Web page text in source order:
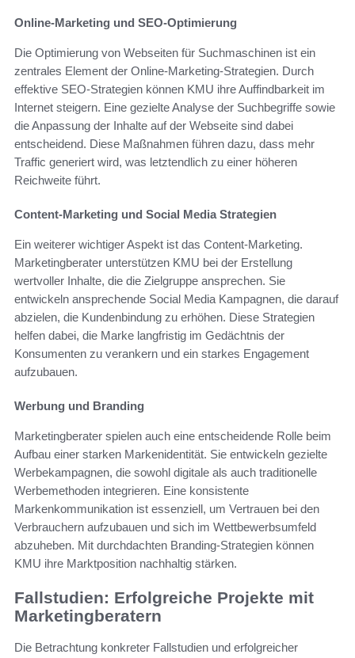
Online-Marketing und SEO-Optimierung
Die Optimierung von Webseiten für Suchmaschinen ist ein
zentrales Element der Online-Marketing-Strategien. Durch
effektive SEO-Strategien können KMU ihre Auffindbarkeit im
Internet steigern. Eine gezielte Analyse der Suchbegriffe sowie
die Anpassung der Inhalte auf der Webseite sind dabei
entscheidend. Diese Maßnahmen führen dazu, dass mehr
Traffic generiert wird, was letztendlich zu einer höheren
Reichweite führt.
Content-Marketing und Social Media Strategien
Ein weiterer wichtiger Aspekt ist das Content-Marketing.
Marketingberater unterstützen KMU bei der Erstellung
wertvoller Inhalte, die die Zielgruppe ansprechen. Sie
entwickeln ansprechende Social Media Kampagnen, die darauf
abzielen, die Kundenbindung zu erhöhen. Diese Strategien
helfen dabei, die Marke langfristig im Gedächtnis der
Konsumenten zu verankern und ein starkes Engagement
aufzubauen.
Werbung und Branding
Marketingberater spielen auch eine entscheidende Rolle beim
Aufbau einer starken Markenidentität. Sie entwickeln gezielte
Werbekampagnen, die sowohl digitale als auch traditionelle
Werbemethoden integrieren. Eine konsistente
Markenkommunikation ist essenziell, um Vertrauen bei den
Verbrauchern aufzubauen und sich im Wettbewerbsumfeld
abzuheben. Mit durchdachten Branding-Strategien können
KMU ihre Marktposition nachhaltig stärken.
Fallstudien: Erfolgreiche Projekte mit
Marketingberatern
Die Betrachtung konkreter Fallstudien und erfolgreicher